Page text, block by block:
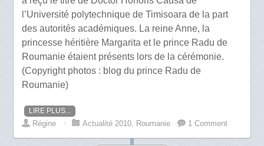
l’Université polytechnique de Timisoara de la part
des autorités académiques. La reine Anne, la
princesse héritière Margarita et le prince Radu de
Roumanie étaient présents lors de la cérémonie.
(Copyright photos : blog du prince Radu de
Roumanie)
LIRE PLUS...
Régine ⋅ Actualité 2010 Roumanie 1 Comment